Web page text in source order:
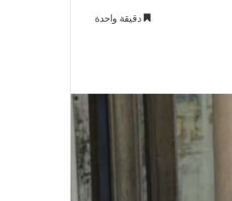
دقيقة واحدة